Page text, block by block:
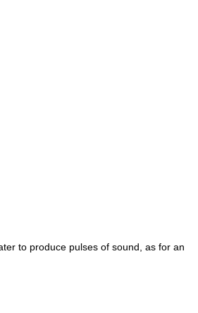
to produce pulses of sound, as for an